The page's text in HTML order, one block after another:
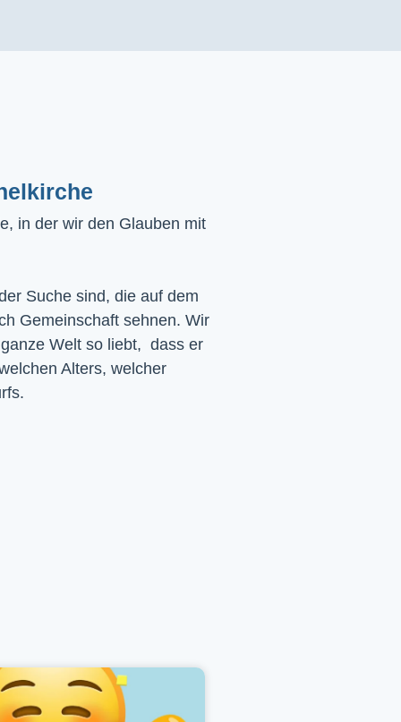
in der wir den Glauben mit
Suche sind, die auf dem
Gemeinschaft sehnen. Wir
Welt so liebt, dass er
Alters, welcher